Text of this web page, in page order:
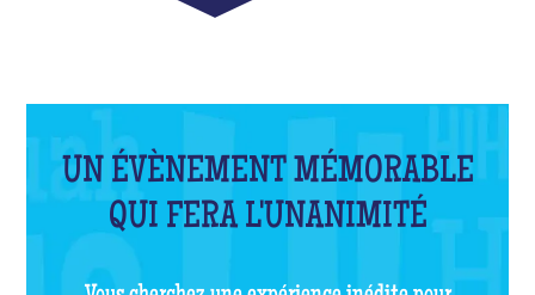
UN ÉVÈNEMENT MÉMORABLE
QUI FERA L'UNANIMITÉ